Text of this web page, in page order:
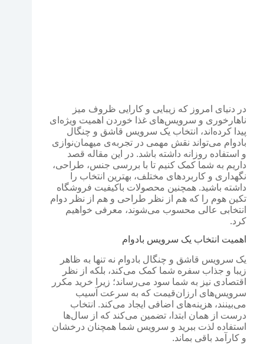
در دنیای امروز که زیبایی و کارایی ظروف میز
ناهارخوری و سرویس‌های غذا خوردن اهمیت ویژه‌ای
پیدا کرده‌اند، انتخاب یک سرویس قاشق و چنگال
بادوام می‌تواند نقش مهمی در تجربه‌ی میهمان‌نوازی
و استفاده روزانه داشته باشد. در این مقاله قصد
داریم به شما کمک کنیم تا با بررسی جنس، طراحی،
نگهداری و کاربردهای مختلف، بهترین انتخاب را
داشته باشید. همچنین محصولات باکیفیت فروشگاه
تکین هوم را که هم از نظر طراحی و هم از نظر دوام
انتخابی عالی محسوب می‌شوند، معرفی خواهیم
کرد.
اهمیت انتخاب یک سرویس بادوام
یک سرویس قاشق و چنگال بادوام نه تنها به ظاهر
زیبا و جذاب سفره شما کمک می‌کند، بلکه از نظر
اقتصادی نیز به شما سود می‌رساند؛ زیرا خرید مکرر
سرویس‌های ارزان‌قیمت که به سرعت آسیب
می‌بینند، هزینه‌های اضافی ایجاد می‌کند. انتخاب
درست از همان ابتدا، تضمین می‌کند که از سال‌ها
استفاده لذت ببرید و سرویس شما همچنان درخشان
و کارآمد باقی بماند.